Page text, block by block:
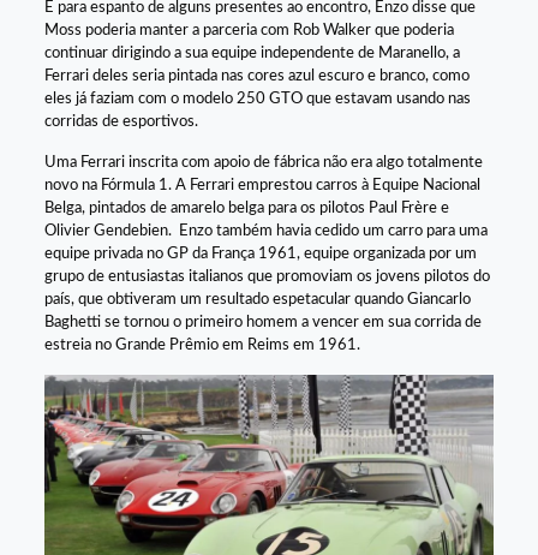
E para espanto de alguns presentes ao encontro, Enzo disse que
Moss poderia manter a parceria com Rob Walker que poderia
continuar dirigindo a sua equipe independente de Maranello, a
Ferrari deles seria pintada nas cores azul escuro e branco, como
eles já faziam com o modelo 250 GTO que estavam usando nas
corridas de esportivos.
Uma Ferrari inscrita com apoio de fábrica não era algo totalmente
novo na Fórmula 1. A Ferrari emprestou carros à Equipe Nacional
Belga, pintados de amarelo belga para os pilotos Paul Frère e
Olivier Gendebien. Enzo também havia cedido um carro para uma
equipe privada no GP da França 1961, equipe organizada por um
grupo de entusiastas italianos que promoviam os jovens pilotos do
país, que obtiveram um resultado espetacular quando Giancarlo
Baghetti se tornou o primeiro homem a vencer em sua corrida de
estreia no Grande Prêmio em Reims em 1961.